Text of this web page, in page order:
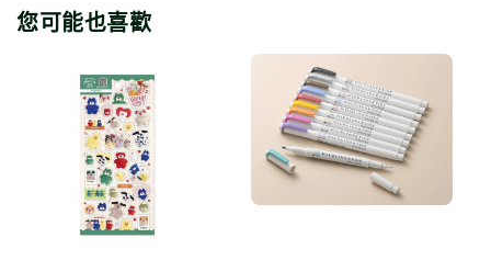
您可能也喜歡